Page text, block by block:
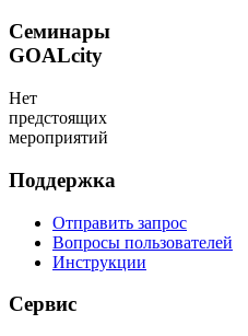
Семинары
GOALcity
Нет
предстоящих
мероприятий
Поддержка
Отправить запрос
Вопросы пользователей
Инструкции
Сервис